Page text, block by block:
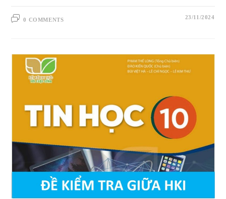
0 COMMENTS 23/11/2024